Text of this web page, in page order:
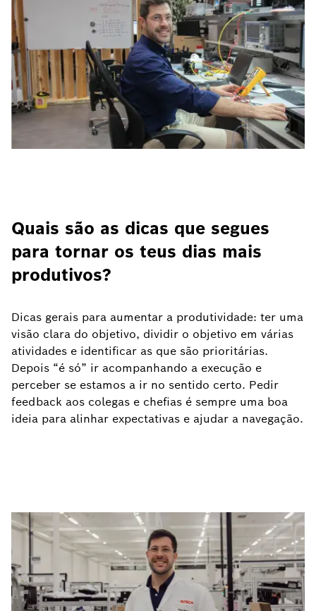
Quais são as dicas que segues
para tornar os teus dias mais
produtivos?
Dicas gerais para aumentar a produtividade: ter uma
visão clara do objetivo, dividir o objetivo em várias
atividades e identificar as que são prioritárias.
Depois “é só” ir acompanhando a execução e
perceber se estamos a ir no sentido certo. Pedir
feedback aos colegas e chefias é sempre uma boa
ideia para alinhar expectativas e ajudar a navegação.